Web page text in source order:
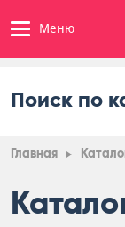
Меню
Поиск по
Главная